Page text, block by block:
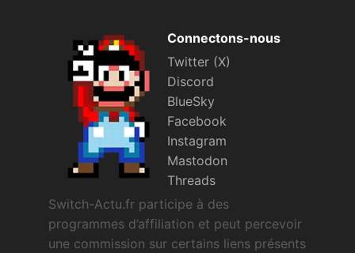
Connectons-nous
Twitter (X)
Discord
BlueSky
Facebook
Instagram
Mastodon
Threads
Switch-Actu.fr participe à des
programmes d’affiliation et peut percevoir
une commission sur certains liens présents